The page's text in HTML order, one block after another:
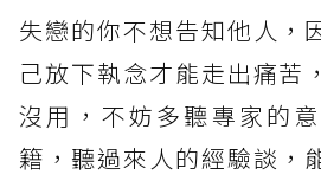
失戀的你不想告知他人，
己放下執念才能走出痛苦
沒用，不妨多聽專家的
籍，聽過來人的經驗談，